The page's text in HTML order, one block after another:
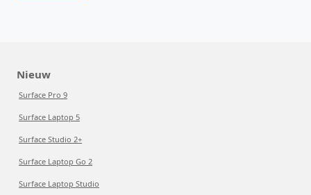
Nieuw
Surface Pro 9
Surface Laptop 5
Surface Studio 2+
Surface Laptop Go 2
Surface Laptop Studio